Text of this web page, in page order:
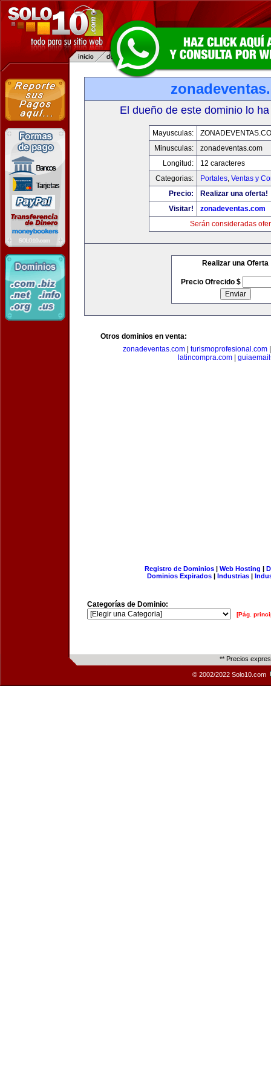
El dueño de este dominio lo
Mayusculas:
Minusculas:
zonadeventas.com
Longitud:
12 caracteres
Categorias:
Portales, Ventas y
Precio:
Realizar una oferta!
Visitar!
zonadeventas.com
Serán consideradas
Realizar una Oferta
Precio Ofrecido $
Otros dominios en venta:
zonadeventas.com| turismoprofesional.com
latincompra.com|
Registro de Dominios| Web Hosting |
Dominios Expirados | Industrias |
Categorías de Dominio:
[Pág.
** Precios
© 2002/2022 Solo10.com